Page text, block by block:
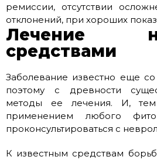
ремиссии, отсутствии
отклонений, при хороших
Лечение
средствами
Заболевание известно еще
поэтому с древности
методы ее лечения. И,
применением любого
проконсультироваться с
К известным средствам